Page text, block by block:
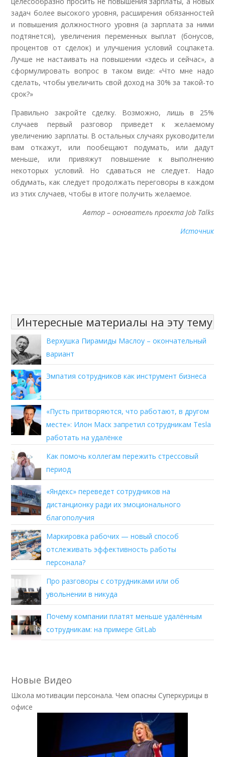
задач более высокого уровня, расширения обязанностей
и повышения должностного уровня (а зарплата за ними
подтянется), увеличения переменных выплат (бонусов,
процентов от сделок) и улучшения условий соцпакета.
Лучше не настаивать на повышении «здесь и сейчас», а
сформулировать вопрос в таком виде: «Что мне надо
сделать, чтобы увеличить свой доход на 30% за такой-то
срок?»
Правильно закройте сделку. Возможно, лишь в 25%
случаев первый разговор приведет к желаемому
увеличению зарплаты. В остальных случаях руководители
вам откажут, или пообещают подумать, или дадут
меньше, или привяжут повышение к выполнению
некоторых условий. Но сдаваться не следует. Надо
обдумать, как следует продолжать переговоры в каждом
из этих случаев, чтобы в итоге получить желаемое.
Автор – основатель проекта Job Talks
Источник
Интересные материалы на эту тему
Верхушка Пирамиды Маслоу – окончательный
вариант
Эмпатия сотрудников как инструмент бизнеса
«Пусть притворяются, что работают, в другом
месте»: Илон Маск запретил сотрудникам Tesla
работать на удалёнке
Как помочь коллегам пережить стрессовый
период
«Яндекс» переведет сотрудников на
дистанционку ради их эмоционального
благополучия
Маркировка рабочих — новый способ
отслеживать эффективность работы
персонала?
Про разговоры с сотрудниками или об
увольнении в никуда
Почему компании платят меньше удалённым
сотрудникам: на примере GitLab
Новые Видео
Школа мотивации персонала. Чем опасны Суперкурицы в
офисе